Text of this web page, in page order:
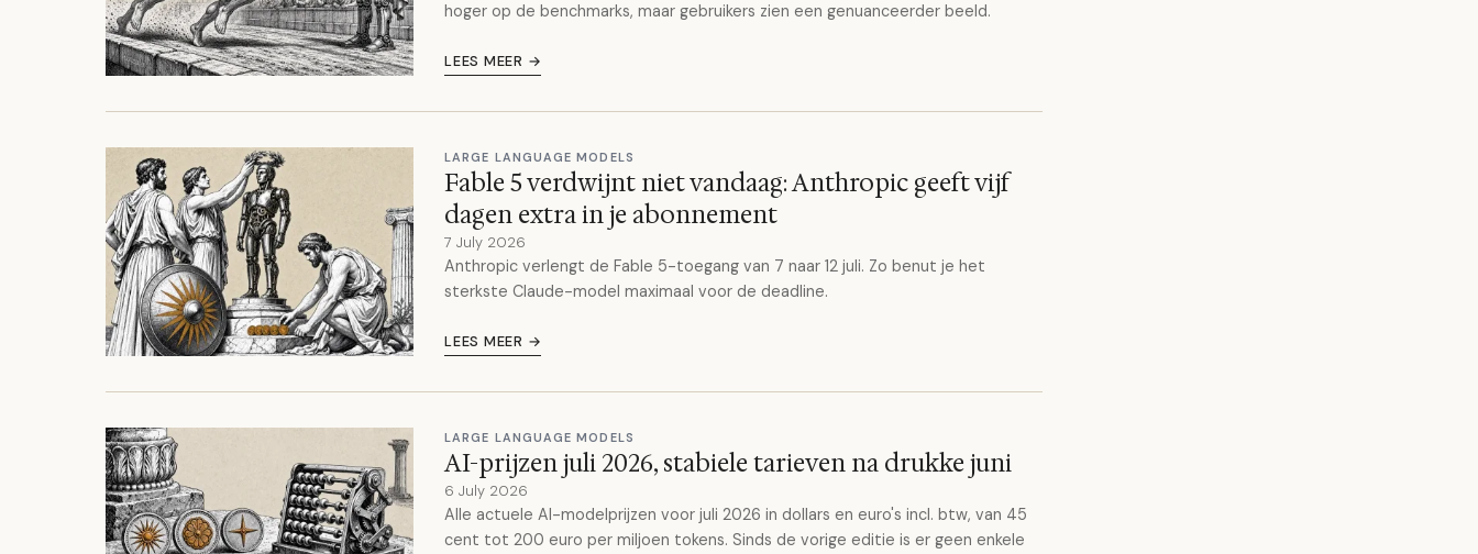
hoger op de benchmarks, maar gebruikers zien een genuanceerder beeld.
LEES MEER →
LARGE LANGUAGE MODELS
Fable 5 verdwijnt niet vandaag: Anthropic geeft vijf
dagen extra in je abonnement
7 July 2026
Anthropic verlengt de Fable 5-toegang van 7 naar 12 juli. Zo benut je het
sterkste Claude-model maximaal voor de deadline.
LEES MEER →
LARGE LANGUAGE MODELS
AI-prijzen juli 2026, stabiele tarieven na drukke juni
6 July 2026
Alle actuele AI-modelprijzen voor juli 2026 in dollars en euro's incl. btw, van 45
cent tot 200 euro per miljoen tokens. Sinds de vorige editie is er geen enkele